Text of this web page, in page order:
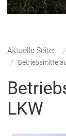
Aktuelle Seite:
LKW